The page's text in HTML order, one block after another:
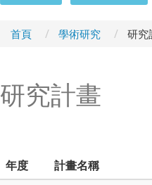
首頁 學術研究 研究
研究計畫
年度 計畫名稱